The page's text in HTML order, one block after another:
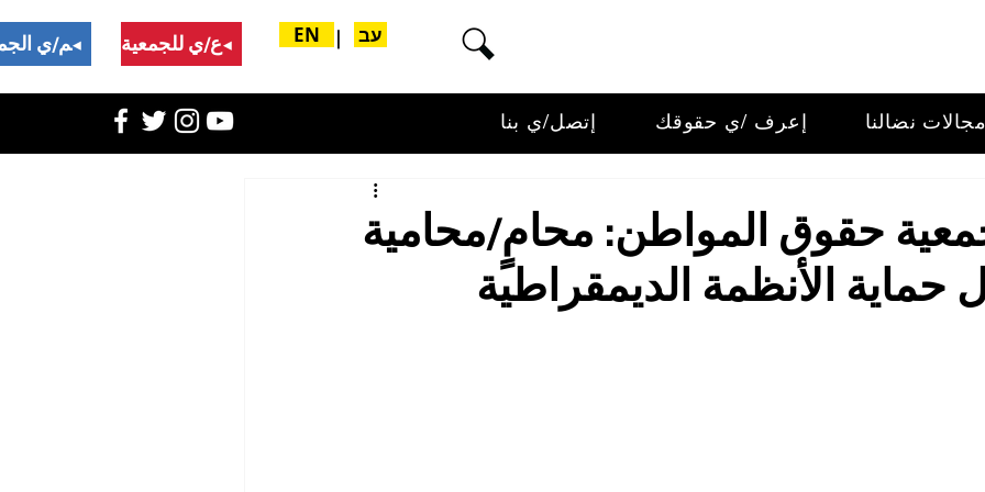
ادعم/ي الجمعية تبرع/ي للجمعية EN עב
مجالات نضالنا إعرف /ي حقوقك إتصل/ي بنا
حقوق المواطن: محامٍ/محامية
حماية الأنظمة الديمقراطية